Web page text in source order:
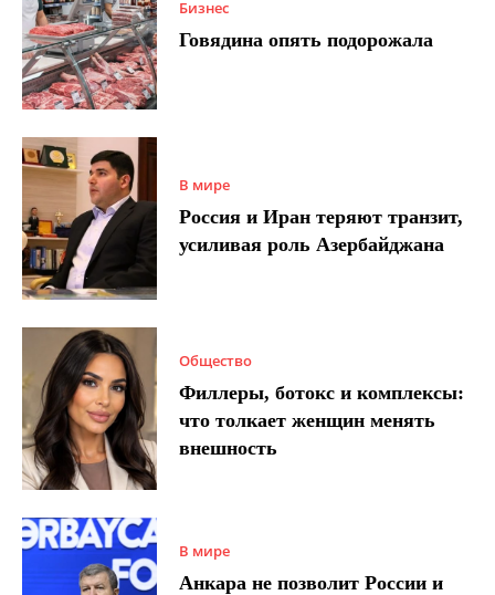
Бизнес
Говядина опять подорожала
В мире
Россия и Иран теряют транзит,
усиливая роль Азербайджана
Общество
Филлеры, ботокс и комплексы:
что толкает женщин менять
внешность
В мире
Анкара не позволит России и